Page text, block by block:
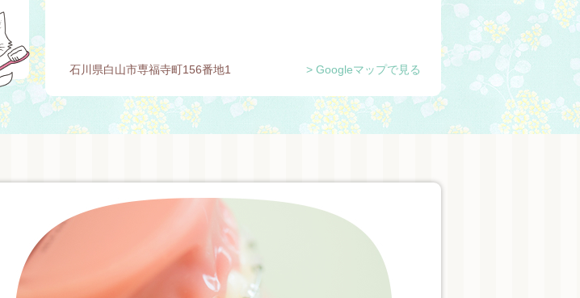
石川県白山市専福寺町156番地1 > Googleマップで見る